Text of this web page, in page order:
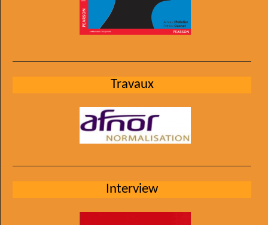
Travaux
Interview